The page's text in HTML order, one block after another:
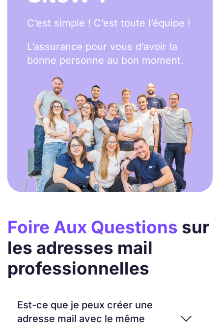
C’est simple ! C’est toute l’équipe !
L’assurance pour vous d’avoir la
bonne personne au bon moment.
Foire Aux Questions sur
les adresses mail
professionnelles
Est-ce que je peux créer une
adresse mail avec le même